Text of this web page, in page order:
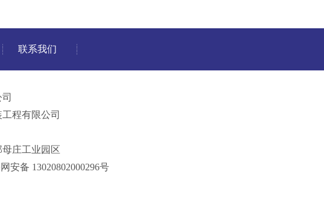
联系我们
程有限公司
庄工业园区
安备 13020802000296号